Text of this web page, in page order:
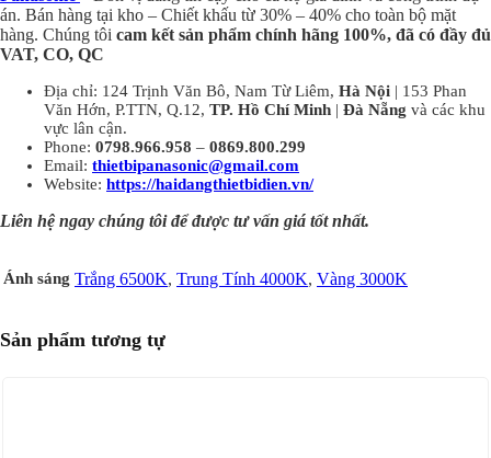
án. Bán hàng tại kho – Chiết khấu từ 30% – 40% cho toàn bộ mặt
hàng. Chúng tôi cam kết sản phẩm chính hãng 100%, đã có đầy đủ
VAT, CO, QC
Địa chỉ: 124 Trịnh Văn Bô, Nam Từ Liêm, Hà Nội | 153 Phan
Văn Hớn, P.TTN, Q.12, TP. Hồ Chí Minh | Đà Nẵng và các khu
vực lân cận.
Phone: 0798.966.958 – 0869.800.299
Email: thietbipanasonic@gmail.com
Website: https://haidangthietbidien.vn/
Liên hệ ngay chúng tôi để được tư vấn giá tốt nhất.
Ánh sáng Trắng 6500K, Trung Tính 4000K, Vàng 3000K
Sản phẩm tương tự